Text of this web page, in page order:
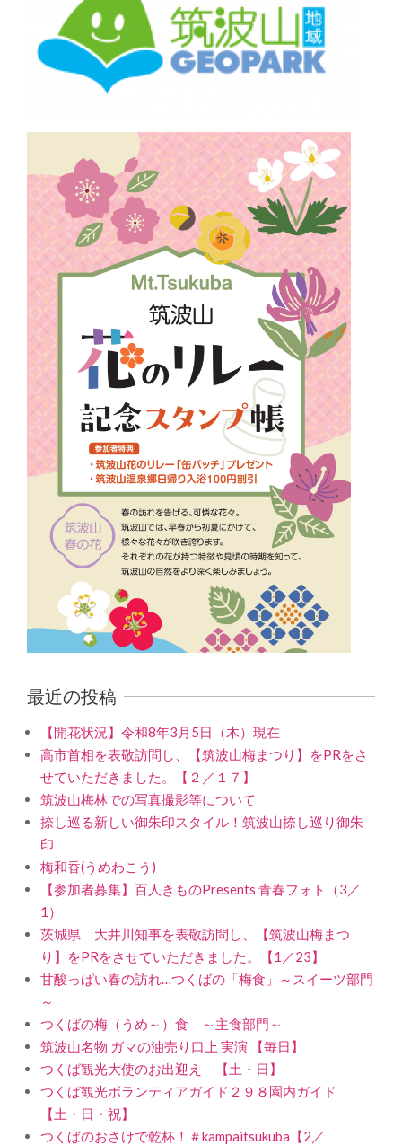
最近の投稿
【開花状況】令和8年3月5日（木）現在
高市首相を表敬訪問し、【筑波山梅まつり】をPRをさ
せていただきました。【２／１７】
筑波山梅林での写真撮影等について
捺し巡る新しい御朱印スタイル！筑波山捺し巡り御朱
印
梅和香(うめわこう)
【参加者募集】百人きものPresents 青春フォト（3／
1）
茨城県 大井川知事を表敬訪問し、【筑波山梅まつ
り】をPRをさせていただきました。【1／23】
甘酸っぱい春の訪れ…つくばの「梅食」～スイーツ部門
～
つくばの梅（うめ～）食 ～主食部門～
筑波山名物 ガマの油売り口上 実演 【毎日】
つくば観光大使のお出迎え 【土・日】
つくば観光ボランティアガイド２９８園内ガイド
【土・日・祝】
つくばのおさけで乾杯！＃kampaitsukuba【2／